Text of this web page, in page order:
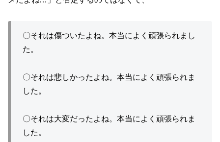
〇それは傷ついたよね。本当によく頑張られまし
た。
〇それは悲しかったよね。本当によく頑張られま
した。
〇それは大変だったよね。本当によく頑張られま
した。